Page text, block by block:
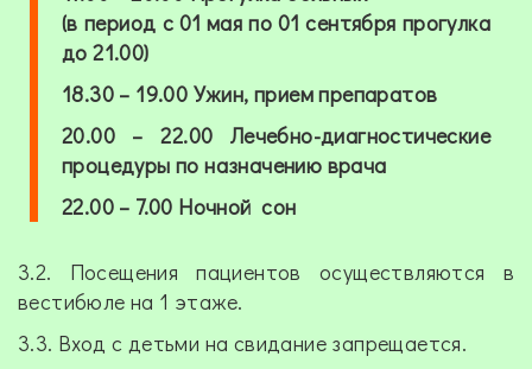
(в период с 01 мая по 01 сентября прогулка
до 21.00)
18.30 – 19.00 Ужин, прием препаратов
20.00 – 22.00
Лечебно-диагностические
процедуры по назначению врача
22.00 – 7.00 Ночной сон
3.2. Посещения пациентов осуществляются в
вестибюле на 1 этаже.
3.3. Вход с детьми на свидание запрещается.